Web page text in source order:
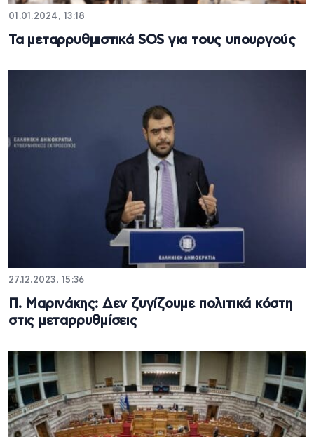
01.01.2024, 13:18
Τα μεταρρυθμιστικά SOS για τους υπουργούς
27.12.2023, 15:36
Π. Μαρινάκης: Δεν ζυγίζουμε πολιτικά κόστη
στις μεταρρυθμίσεις